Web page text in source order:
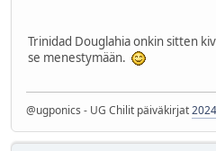
Trinidad Douglahia onkin sitten
se menestymään.
@ugponics - UG Chilit päiväkirjat2024